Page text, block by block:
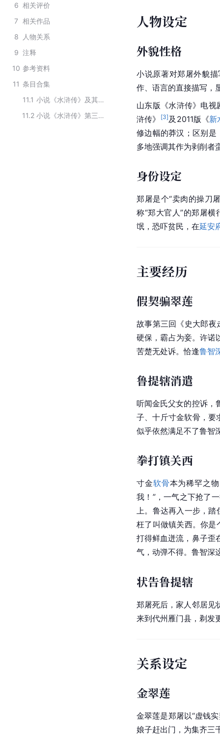
6 相关评价
7 相关作品
8
人物关系
9 注释
10 参考资料
11 条目合集
11.1
小说《水浒传》及其衍生作品中的角色
11.2
小说《水浒传》第三回出场人物
人物设定
外貌性格
小说原著对郑屠外貌描
作、语言的直接描写，
山东版《水浒传》电视
浒传》
[3] 及2011版《新
修边幅的莽汉；区别是
多地强调其作为剥削者
身份设定
郑屠是个“卖肉的操刀
称“郑大官人”的郑屠
氓，恐吓贫民，在延安
主要经历
假契骗翠莲
故事第三回《史大郎夜
硬保，霸占为妾。许诺
苦楚无处诉。恰逢鲁智
鲁提辖消遣
听闻金氏父女的控诉，
子、十斤寸金软骨 ，
似乎依然满足不了鲁智
拳打镇关西
寸金软骨本为稀罕之
我！”，一气之下抢了
上。鲁达再入一步，踏
枉了叫做镇关西。你是
打得鲜血迸流，鼻子歪
气，动弹不得。鲁智深
状告鲁提辖
郑屠死后，家人邻居见
来到代州雁门县，剃发
关系设定
金翠莲
金翠莲是郑屠以“虚钱
娘子赶出门，为集齐三